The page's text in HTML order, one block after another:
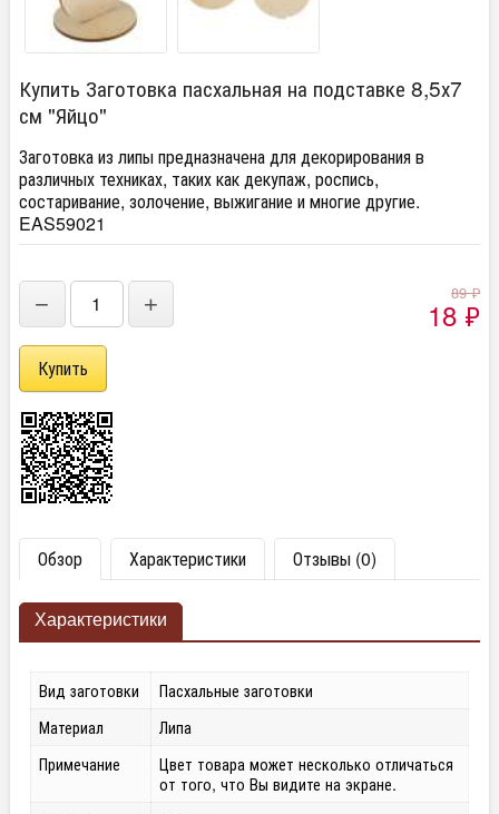
Купить Заготовка пасхальная на подставке 8,5х7
см "Яйцо"
Заготовка из липы предназначена для декорирования в
различных техниках, таких как декупаж, роспись,
состаривание, золочение, выжигание и многие другие.
EAS59021
− + 89₽
18 ₽
Обзор Характеристики Отзывы (0)
Характеристики
Вид заготовки
Пасхальные заготовки
Материал
Липа
Примечание
Цвет товара может несколько отличаться
от того, что Вы видите на экране.